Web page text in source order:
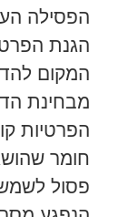
הפסילה
המקום
מבחינת
הפרטיות
חומר
פסול